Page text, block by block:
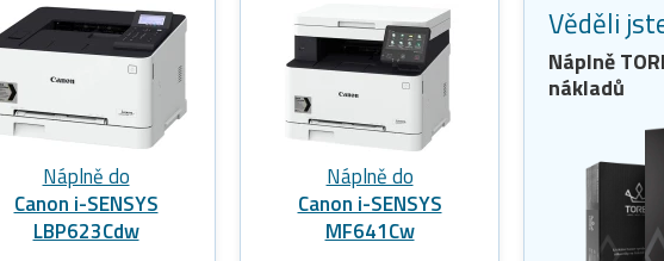
Náplně do
Canon i-SENSYS
LBP623Cdw
Náplně do
Canon i-SENSYS
MF641Cw
Věděli
Náplně
nákladů